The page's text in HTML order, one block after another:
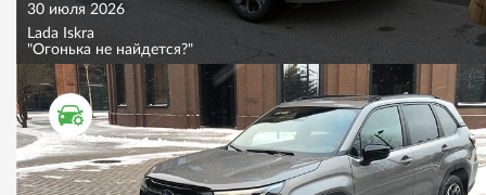
30 июля 2026
Lada Iskra
"Огонька не найдется?"
ТЕСТ ДРАЙВ